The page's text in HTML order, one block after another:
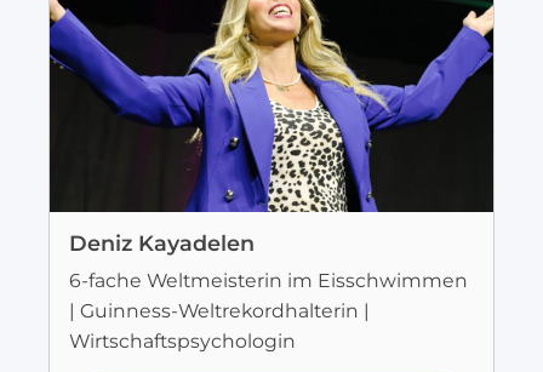
Deniz Kayadelen
6-fache Weltmeisterin im Eisschwimmen
| Guinness-Weltrekordhalterin |
Wirtschaftspsychologin